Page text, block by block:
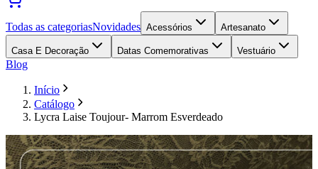
Todas as categoriasNovidades Acessórios Artesanato
Casa E Decoração Datas Comemorativas Vestuário
Blog
Início
Catálogo
Lycra Laise Toujour- Marrom Esverdeado